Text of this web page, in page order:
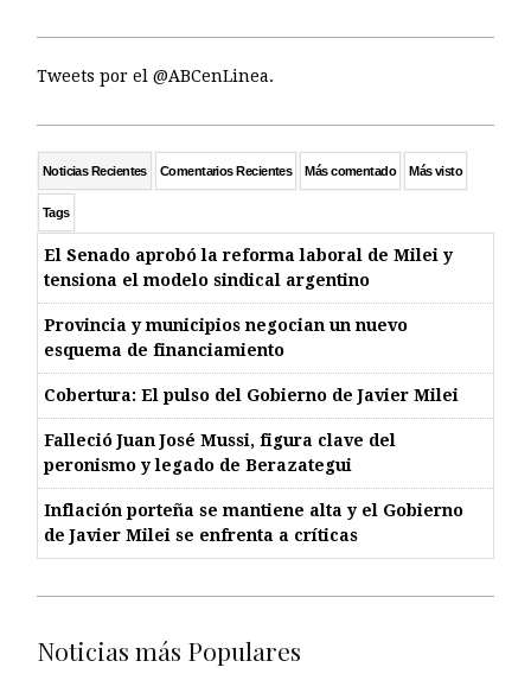
Tweets por el @ABCenLinea.
Noticias Recientes Comentarios Recientes Más comentado Más visto
Tags
El Senado aprobó la reforma laboral de Milei y
tensiona el modelo sindical argentino
Provincia y municipios negocian un nuevo
esquema de financiamiento
Cobertura: El pulso del Gobierno de Javier Milei
Falleció Juan José Mussi, figura clave del
peronismo y legado de Berazategui
Inflación porteña se mantiene alta y el Gobierno
de Javier Milei se enfrenta a críticas
Noticias más Populares